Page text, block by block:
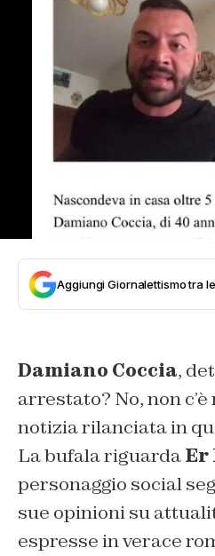
Aggiungi Giornalettismo tra
Damiano Coccia,
arrestato? No, non
notizia rilanciata in
La bufala riguardaEr
personaggio social
sue opinioni su
espresse in verace